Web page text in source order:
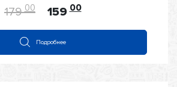
из
179 00 159 00
Подробнее